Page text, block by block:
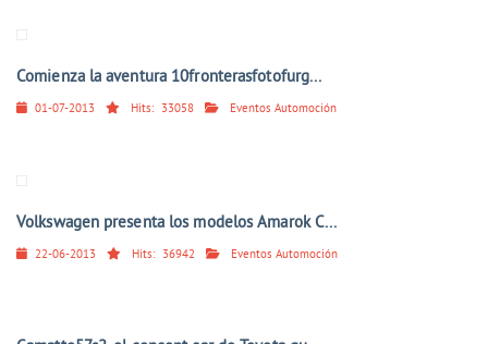
Comienza la aventura 10fronterasfotofurg...
01-07-2013 Hits: 33058 Eventos Automoción
Volkswagen presenta los modelos Amarok C...
22-06-2013 Hits: 36942 Eventos Automoción